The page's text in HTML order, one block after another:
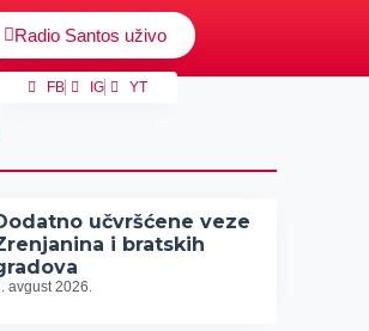
Radio Santos uživo
FB IG YT
učvršćene veze
i bratskih
avgust 2026.